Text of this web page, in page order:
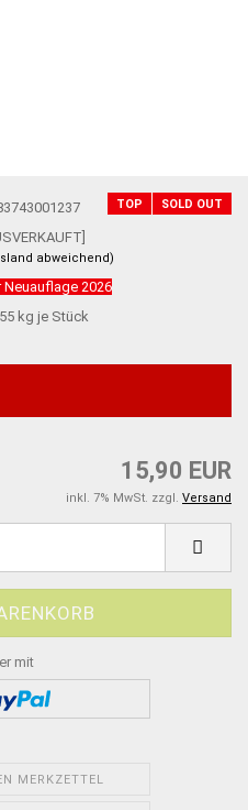
TOP SOLD OUT
abweichend)
Neuauflage 2026
kg je Stück
15,90 EUR
inkl. 7% MwSt. zzgl. Versand
mit
MERKZETTEL